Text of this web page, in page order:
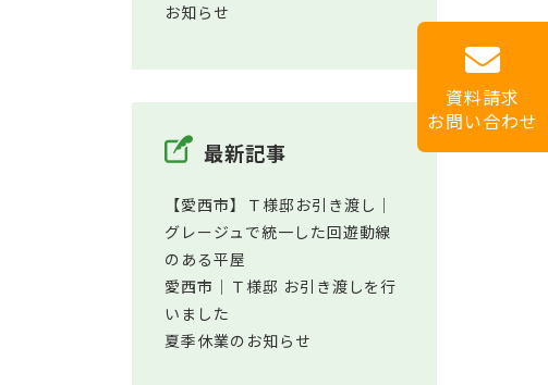
資料請求
お問い合わせ
お知らせ
最新記事
【愛西市】Ｔ様邸お引き渡し｜
グレージュで統一した回遊動線
のある平屋
愛西市│Ｔ様邸 お引き渡しを行
いました
夏季休業のお知らせ